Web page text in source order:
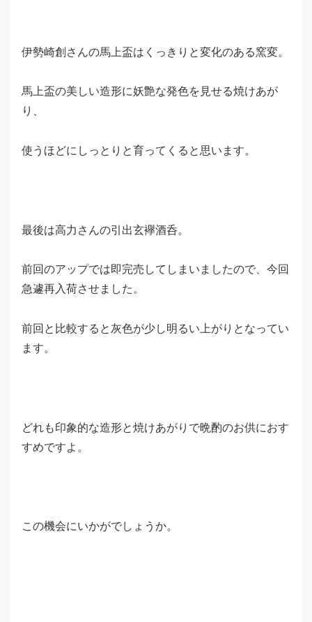
伊勢崎創さんの馬上盃はくっきりと変化のある窯変。
馬上盃の美しい造形に妖艶な発色を見せる焼けあが
り、
使うほどにしっとりと育ってくると思います。
最後は高力さんの引出玄襷酒呑。
前回のアップでは即完売してしまいましたので、今回
急遽再入荷させました。
前回と比較すると灰色が少し明るい上がりとなってい
ます。
どれも印象的な造形と焼けあがりで晩酌のお供におす
すめですよ。
この機会にいかがでしょうか。